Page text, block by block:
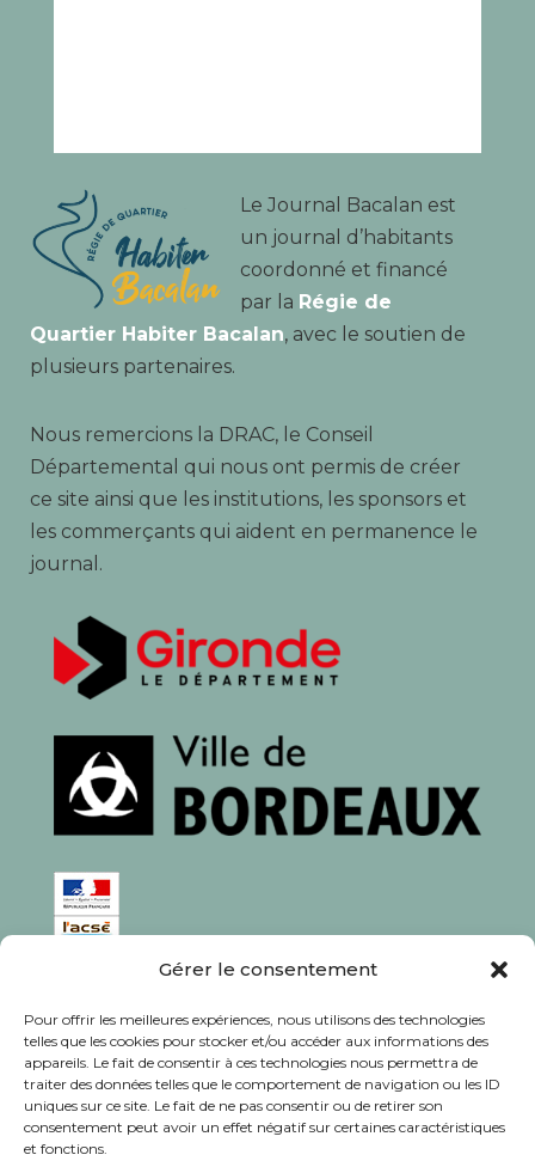
Gérer le consentement
Pour offrir les meilleures expériences, nous utilisons des technologies
telles que les cookies pour stocker et/ou accéder aux informations des
appareils. Le fait de consentir à ces technologies nous permettra de
traiter des données telles que le comportement de navigation ou les ID
uniques sur ce site. Le fait de ne pas consentir ou de retirer son
consentement peut avoir un effet négatif sur certaines caractéristiques
et fonctions.
Le Journal Bacalan est
un journal d’habitants
coordonné et financé
par la Régie de
Quartier Habiter Bacalan, avec le soutien de
plusieurs partenaires.
Nous remercions la DRAC, le Conseil
Départemental qui nous ont permis de créer
ce site ainsi que les institutions, les sponsors et
les commerçants qui aident en permanence le
journal.
Rédaction, photos et corrections : habitants et
associations du quartier